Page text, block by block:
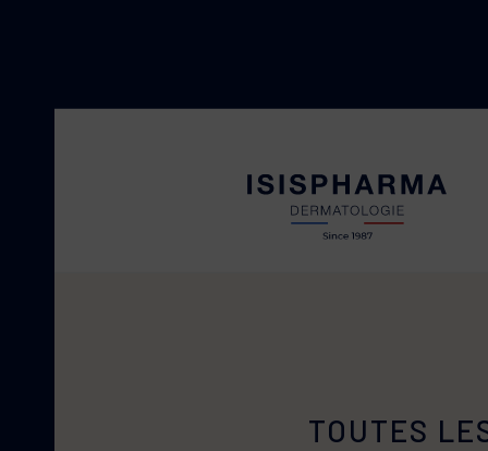
Taches pigmentaires
TOUTES